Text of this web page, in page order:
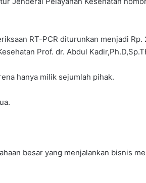
RT-PCR diturunkan menjadi
Prof. dr. Abdul
hanya milik sejumlah pihak.
besar yang menjalankan bisnis